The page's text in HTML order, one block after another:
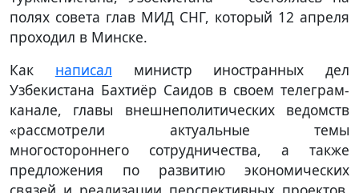
полях совета глав МИД СНГ, который 12 апреля
проходил в Минске.
Как написал министр иностранных дел
Узбекистана Бахтиёр Саидов в своем телеграм-
канале, главы внешнеполитических ведомств
«рассмотрели актуальные темы
многостороннего сотрудничества, а также
предложения по развитию экономических